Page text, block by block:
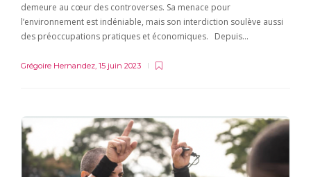
demeure au cœur des controverses. Sa menace pour
l’environnement est indéniable, mais son interdiction soulève aussi
des préoccupations pratiques et économiques. Depuis…
Grégoire Hernandez 15 juin 2023